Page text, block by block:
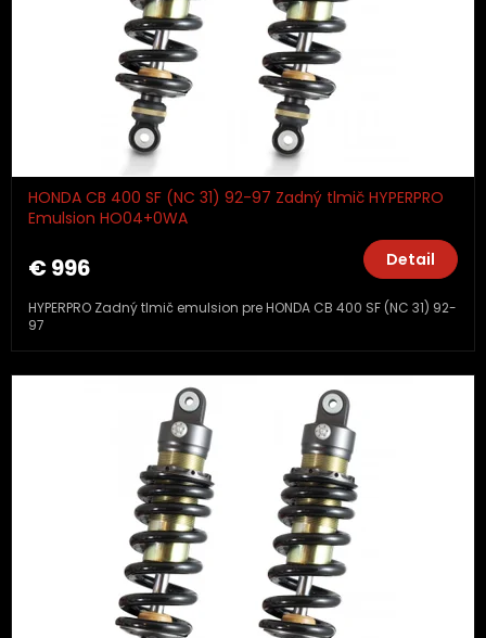
HONDA CB 400 SF (NC 31) 92-97 Zadný tlmič HYPERPRO
Emulsion HO04+0WA
€ 996 Detail
HYPERPRO Zadný tlmič emulsion pre HONDA CB 400 SF (NC 31) 92-
97